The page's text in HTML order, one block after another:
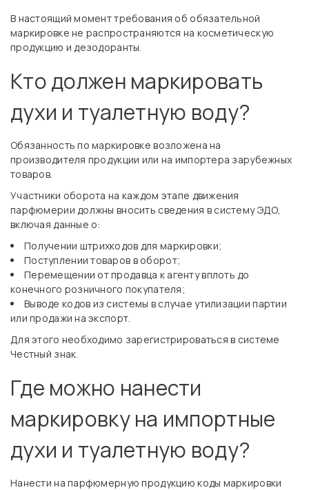
В настоящий момент требования об обязательной
маркировке не распространяются на косметическую
продукцию и дезодоранты.
Кто должен маркировать
духи и туалетную воду?
Обязанность по маркировке возложена на
производителя продукции или на импортера зарубежных
товаров.
Участники оборота на каждом этапе движения
парфюмерии должны вносить сведения в систему ЭДО,
включая данные о:
Получении штрихкодов для маркировки;
Поступлении товаров в оборот;
Перемещении от продавца к агенту вплоть до
конечного розничного покупателя;
Выводе кодов из системы в случае утилизации партии
или продажи на экспорт.
Для этого необходимо зарегистрироваться в системе
Честный знак.
Где можно нанести
маркировку на импортные
духи и туалетную воду?
Нанести на парфюмерную продукцию коды маркировки